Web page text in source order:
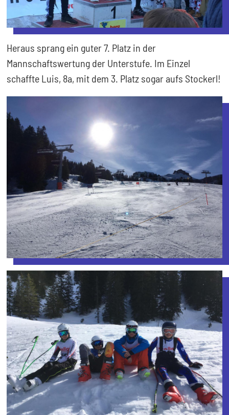
Heraus sprang ein guter 7. Platz in der
Mannschaftswertung der Unterstufe. Im Einzel
schaffte Luis, 8a, mit dem 3. Platz sogar aufs Stockerl!